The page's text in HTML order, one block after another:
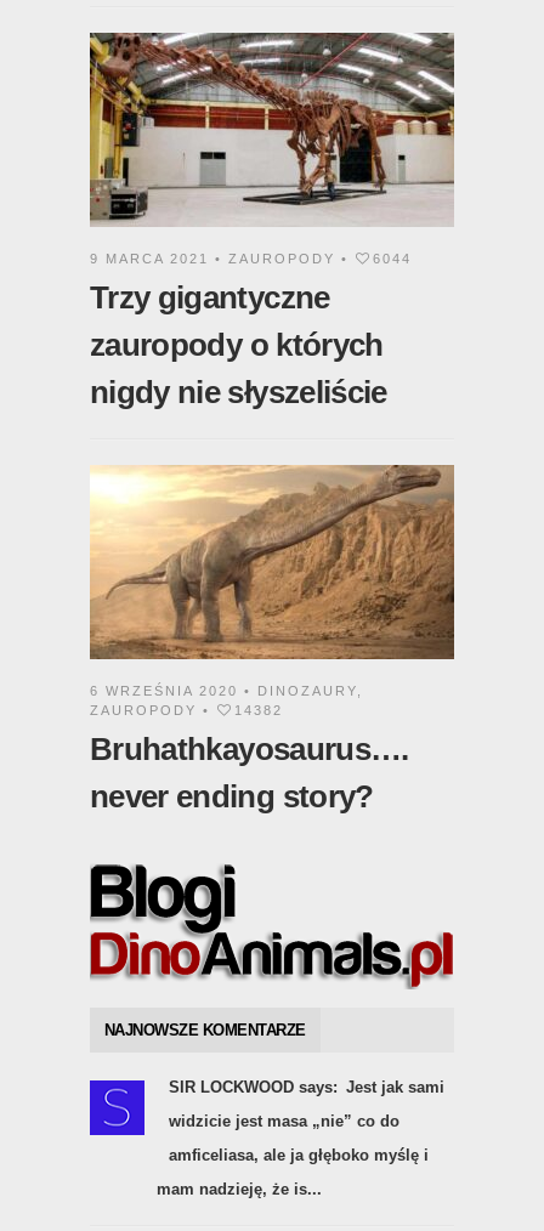
9 MARCA 2021 • ZAUROPODY • 6044
Trzy gigantyczne
zauropody o których
nigdy nie słyszeliście
6 WRZEŚNIA 2020 • DINOZAURY
ZAUROPODY • 14382
Bruhathkayosaurus….
never ending story?
NAJNOWSZE KOMENTARZE
SIR LOCKWOOD says: Jest jak sami
widzicie jest masa „nie” co do
amficeliasa, ale ja głęboko myślę i
mam nadzieję, że is...